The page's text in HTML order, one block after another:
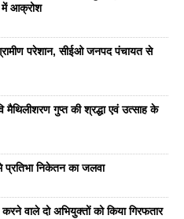
में आक्रोश
परेशान, सीईओ जनपद पंचायत से
मैथिलीशरण गुप्त की श्रद्धा एवं उत्साह के
प्रतिभा निकेतन का जलवा
वाले दो अभियुक्तों को किया गिरफतार